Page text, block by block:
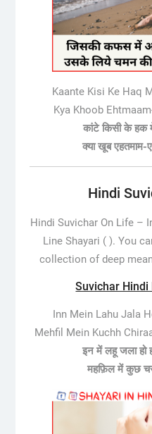
Kaante Kisi Ke Haq
Kya Khoob
कांटे किसी के हक
क्या खूब
Hindi
Hindi Suvichar On Life –
Line Shayari ( ). You
collection of deep
Suvichar Hindi
Inn Mein Lahu Jala
Mehfil Mein Kuchh
इन में लहू जला हो
महफ़िल में कुछ